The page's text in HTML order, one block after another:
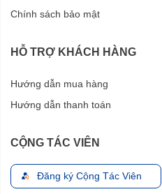
Chính sách bảo mật
HỖ TRỢ KHÁCH HÀNG
Hướng dẫn mua hàng
Hướng dẫn thanh toán
CỘNG TÁC VIÊN
Đăng ký Cộng Tác Viên